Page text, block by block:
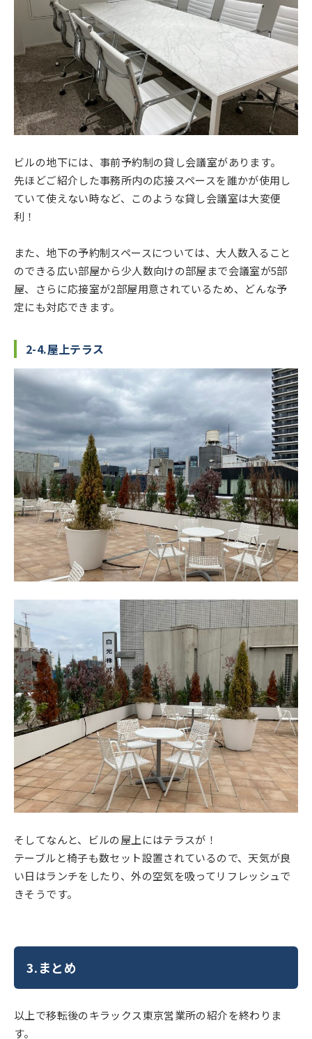
ビルの地下には、事前予約制の貸し会議室があります。
先ほどご紹介した事務所内の応接スペースを誰かが使用し
ていて使えない時など、このような貸し会議室は大変便
利！
また、地下の予約制スペースについては、大人数入ること
のできる広い部屋から少人数向けの部屋まで会議室が5部
屋、さらに応接室が2部屋用意されているため、どんな予
定にも対応できます。
2-4.屋上テラス
そしてなんと、ビルの屋上にはテラスが！
テーブルと椅子も数セット設置されているので、天気が良
い日はランチをしたり、外の空気を吸ってリフレッシュで
きそうです。
3.まとめ
以上で移転後のキラックス東京営業所の紹介を終わりま
す。